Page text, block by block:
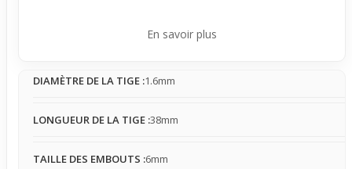
bijou affiche un style affirmé et dynamique. Son aspect
l'ajustement et la morphologie de l'oreille, ce qui peut
En savoir plus
DIAMÈTRE DE LA TIGE :1.6mm
LONGUEUR DE LA TIGE :38mm
TAILLE DES EMBOUTS :6mm